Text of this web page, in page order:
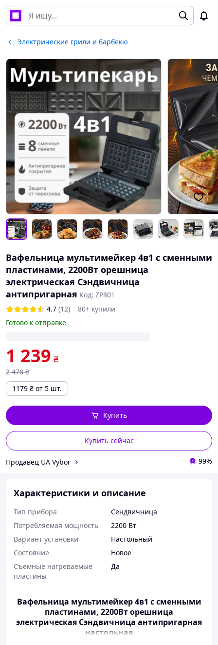
Электрические грили и барбекю
Вафельница мультимейкер 4в1 с сменными
пластинами, 2200Вт орешница
электрическая Сэндвичница
антипригарная Код: ZP801
4.7 (12)
80+ купили
Готово к отправке
1 239 ₴
2 478 ₴
1179 ₴ от 5 шт.
Купить сейчас
Купить
Продавец UA Vybor 99%
Характеристики и описание
Тип прибора
Сендвичница
Потребляемая мощность
2200 Вт
Вариант установки
Настольный
Состояние
Новое
Съемные нагреваемые
пластины
Да
Вафельница мультимейкер 4в1 с сменными
пластинами, 2200Вт орешница
электрическая Сэндвичница антипригарная
настольная